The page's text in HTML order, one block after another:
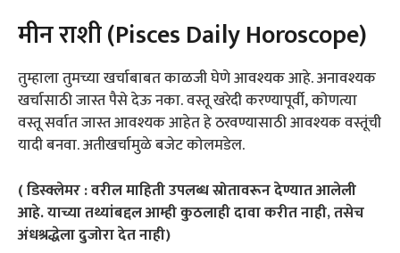
मीन राशी (Pisces Daily Horoscope)
तुम्हाला तुमच्या खर्चाबाबत काळजी घेणे आवश्यक आहे. अनावश्यक
खर्चासाठी जास्त पैसे देऊ नका. वस्तू खरेदी करण्यापूर्वी, कोणत्या
वस्तू सर्वात जास्त आवश्यक आहेत हे ठरवण्यासाठी आवश्यक वस्तूंची
यादी बनवा. अतीखर्चामुळे बजेट कोलमडेल.
( डिस्क्लेमर : वरील माहिती उपलब्ध स्रोतावरून देण्यात आलेली
आहे. याच्या तथ्यांबद्दल आम्ही कुठलाही दावा करीत नाही, तसेच
अंधश्रद्धेला दुजोरा देत नाही)